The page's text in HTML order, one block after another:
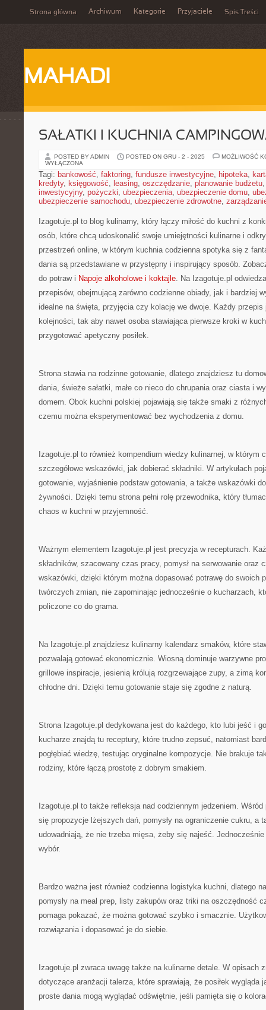
Strona główna Archiwum Kategorie Przyjaciele Spis Treści
MAHADI
SAŁATKI I KUCHNIA
POSTED BY ADMIN POSTED ON GRU - 2 - 2025
MOŻLIWOŚĆ
WYŁĄCZONA
Tagi: bankowość, faktoring, fundusze inwestycyjne, hipoteka,
kredyty, księgowość, leasing, oszczędzanie, planowanie budżetu
inwestycyjny, pożyczki, ubezpieczenia, ubezpieczenie domu,
ubezpieczenie samochodu, ubezpieczenie zdrowotne,
Izagotuje.pl to blog kulinarny, który łączy miłość do kuchni z
osób, które chcą udoskonalić swoje umiejętności kulinarne i
przestrzeń online, w którym kuchnia codzienna spotyka się z
dania są przedstawiane w przystępny i inspirujący sposób.
do potraw i Napoje alkoholowe i koktajle. Na Izagotuje.pl
przepisów, obejmującą zarówno codzienne obiady, jak i bardziej
idealne na święta, przyjęcia czy kolację we dwoje. Każdy
kolejności, tak aby nawet osoba stawiająca pierwsze kroki w
przygotować apetyczny posiłek.
Strona stawia na rodzinne gotowanie, dlatego znajdziesz tu
dania, świeże sałatki, małe co nieco do chrupania oraz ciasta i
domem. Obok kuchni polskiej pojawiają się także smaki z
czemu można eksperymentować bez wychodzenia z domu.
Izagotuje.pl to również kompendium wiedzy kulinarnej, w którym
szczegółowe wskazówki, jak dobierać składniki. W artykułach
gotowanie, wyjaśnienie podstaw gotowania, a także wskazówki
żywności. Dzięki temu strona pełni rolę przewodnika, który
chaos w kuchni w przyjemność.
Ważnym elementem Izagotuje.pl jest precyzja w recepturach.
składników, szacowany czas pracy, pomysł na serwowanie oraz
wskazówki, dzięki którym można dopasować potrawę do swoich
twórczych zmian, nie zapominając jednocześnie o kucharzach,
policzone co do grama.
Na Izagotuje.pl znajdziesz kulinarny kalendarz smaków, które
pozwalają gotować ekonomicznie. Wiosną dominuje warzywne
grillowe inspiracje, jesienią królują rozgrzewające zupy, a zimą
chłodne dni. Dzięki temu gotowanie staje się zgodne z naturą.
Strona Izagotuje.pl dedykowana jest do każdego, kto lubi jeść i
kucharze znajdą tu receptury, które trudno zepsuć, natomiast
pogłębiać wiedzę, testując oryginalne kompozycje. Nie brakuje
rodziny, które łączą prostotę z dobrym smakiem.
Izagotuje.pl to także refleksja nad codziennym jedzeniem.
się propozycje lżejszych dań, pomysły na ograniczenie cukru, a
udowadniają, że nie trzeba mięsa, żeby się najeść.
wybór.
Bardzo ważna jest również codzienna logistyka kuchni, dlatego
pomysły na meal prep, listy zakupów oraz triki na oszczędność
pomaga pokazać, że można gotować szybko i smacznie.
rozwiązania i dopasować je do siebie.
Izagotuje.pl zwraca uwagę także na kulinarne detale. W opisach
dotyczące aranżacji talerza, które sprawiają, że posiłek wygląda
proste dania mogą wyglądać odświętnie, jeśli pamięta się o